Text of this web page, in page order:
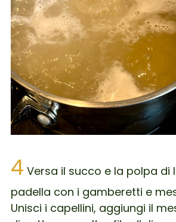
4 Versa il succo e la polpa di
padella con i gamberetti e
Unisci i capellini, aggiungi il